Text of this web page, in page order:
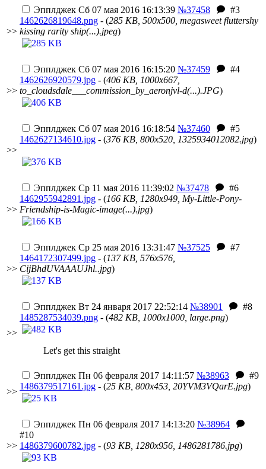
>>
Эпплджек Сб 07 мая 2016 16:13:39 №37458
#3
1462626819648.png - (285 KB, 500x500, megasweet fluttershy
kissing rarity ship(...).jpeg)
>>
Эпплджек Сб 07 мая 2016 16:15:20 №37459
#4
1462626920579.jpg - (406 KB, 1000x667,
to_cloudsdale___commission_by_aeronjvl-d(...).JPG)
>>
Эпплджек Сб 07 мая 2016 16:18:54 №37460
#5
1462627134610.jpg - (376 KB, 800x520, 1325934012082.jpg)
>>
Эпплджек Ср 11 мая 2016 11:39:02 №37478
#6
1462955942891.jpg - (166 KB, 1280x949, My-Little-Pony-
Friendship-is-Magic-image(...).jpg)
>>
Эпплджек Ср 25 мая 2016 13:31:47 №37525
#7
1464172307499.jpg - (137 KB, 576x576,
CijBhdUVAAAUJhl..jpg)
>>
Эпплджек Вт 24 января 2017 22:52:14 №38901
#8
1485287534039.png - (482 KB, 1000x1000, large.png)
Let's get this straight
>>
Эпплджек Пн 06 февраля 2017 14:11:57 №38963
#9
1486379517161.jpg - (25 KB, 800x453, 20YVM3VQarE.jpg)
>>
Эпплджек Пн 06 февраля 2017 14:13:20 №38964
#10
1486379600782.jpg - (93 KB, 1280x956, 1486281786.jpg)